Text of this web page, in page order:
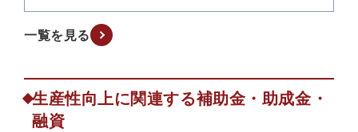
一覧を見る
生産性向上に関連する補助金・助成金・
融資